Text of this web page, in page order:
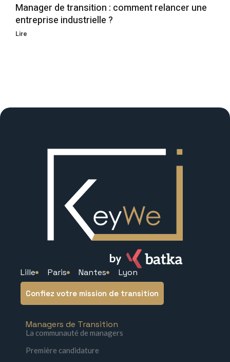
Manager de transition : comment relancer une
entreprise industrielle ?
Lire
Lille Paris Nantes Lyon
Confiez votre mission de transition
Managers de Transition
La communauté de managers
Première candidature